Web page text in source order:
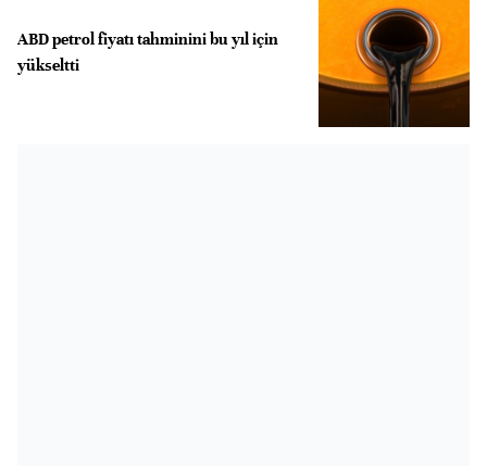
ABD petrol fiyatı tahminini bu yıl için
yükseltti